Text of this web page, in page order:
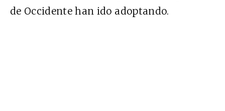
de Occidente han ido adoptando.